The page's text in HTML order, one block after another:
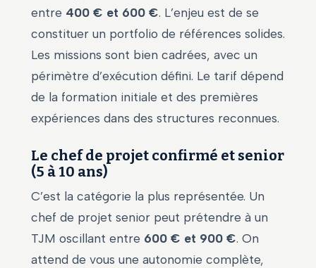
entre 400 € et 600 €. L’enjeu est de se
constituer un portfolio de références solides.
Les missions sont bien cadrées, avec un
périmètre d’exécution défini. Le tarif dépend
de la formation initiale et des premières
expériences dans des structures reconnues.
Le chef de projet confirmé et senior
(5 à 10 ans)
C’est la catégorie la plus représentée. Un
chef de projet senior peut prétendre à un
TJM oscillant entre 600 € et 900 €. On
attend de vous une autonomie complète,